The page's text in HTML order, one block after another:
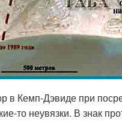
в Кемп-Дэвиде при
то неувязки. В знак